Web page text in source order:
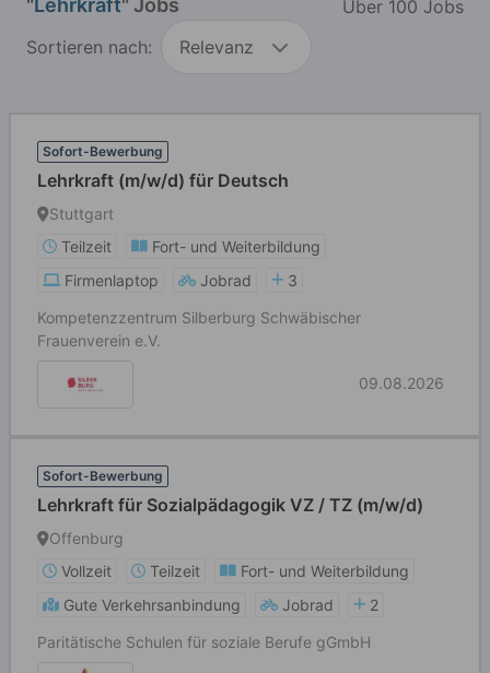
"Lehrkraft" Jobs
Über 100 Jobs
Sortieren nach:
Relevanz
Sofort-Bewerbung
Lehrkraft (m/w/d) für Deutsch
Stuttgart
Teilzeit
Fort- und Weiterbildung
Firmenlaptop
Jobrad
3
Kompetenzzentrum Silberburg Schwäbischer
Frauenverein e.V.
09.08.2026
Sofort-Bewerbung
Lehrkraft für Sozialpädagogik VZ / TZ (m/w/d)
Offenburg
Vollzeit
Teilzeit
Fort- und Weiterbildung
Gute Verkehrsanbindung
Jobrad
2
Paritätische Schulen für soziale Berufe gGmbH